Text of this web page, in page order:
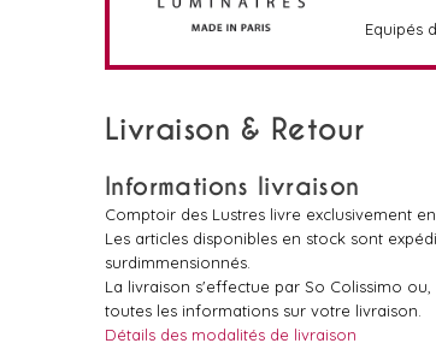
Equipés
Livraison & Retour
Informations livraison
Comptoir des Lustres livre exclusivement
Les articles disponibles en stock sont
surdimmensionnés.
La livraison s'effectue par So Colissimo
toutes les informations sur votre livraison.
Détails des modalités de livraison